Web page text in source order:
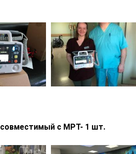
совместимый с МРТ- 1 шт.